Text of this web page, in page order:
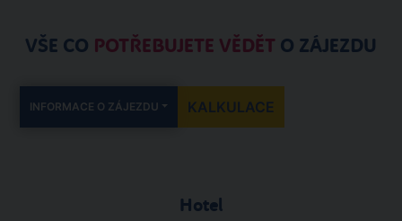
VŠE CO POTŘEBUJETE VĚDĚT O ZÁJEZDU
INFORMACE O ZÁJEZDU KALKULACE
Hotel